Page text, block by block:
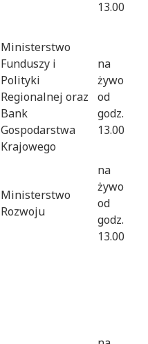
13.00
Ministerstwo
Funduszy i
Polityki
Regionalnej oraz
Bank
Gospodarstwa
Krajowego
na
żywo
od
godz.
13.00
Ministerstwo
Rozwoju
na
żywo
od
godz.
13.00